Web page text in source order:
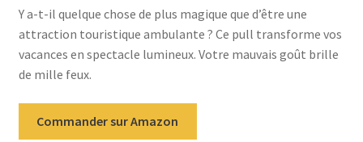
Y a-t-il quelque chose de plus magique que d’être une
attraction touristique ambulante ? Ce pull transforme vos
vacances en spectacle lumineux. Votre mauvais goût brille
de mille feux.
Commander sur Amazon